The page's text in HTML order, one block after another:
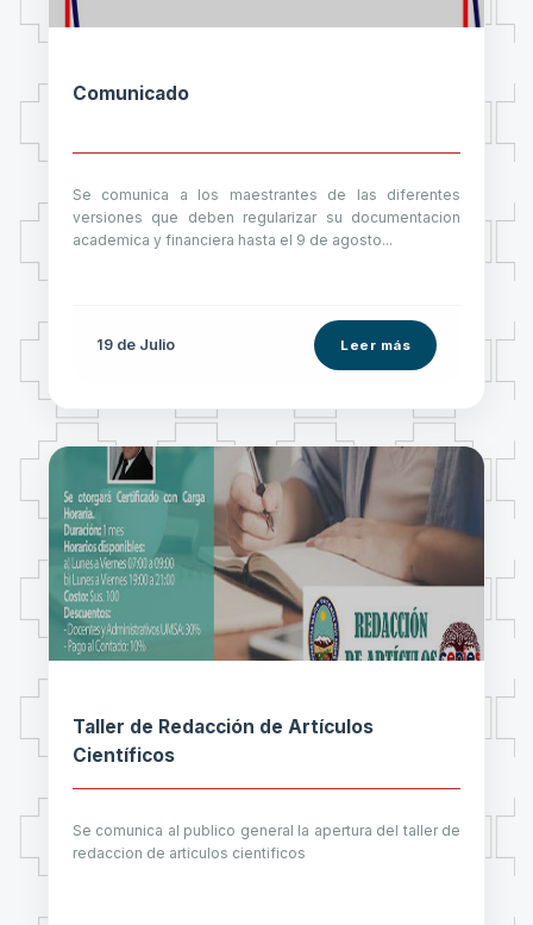
Comunicado
Se comunica a los maestrantes de las diferentes
versiones que deben regularizar su documentacion
academica y financiera hasta el 9 de agosto...
19 de Julio Leer más
Taller de Redacción de Artículos
Científicos
Se comunica al publico general la apertura del taller de
redaccion de articulos cientificos